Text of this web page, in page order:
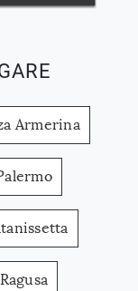
Armerina